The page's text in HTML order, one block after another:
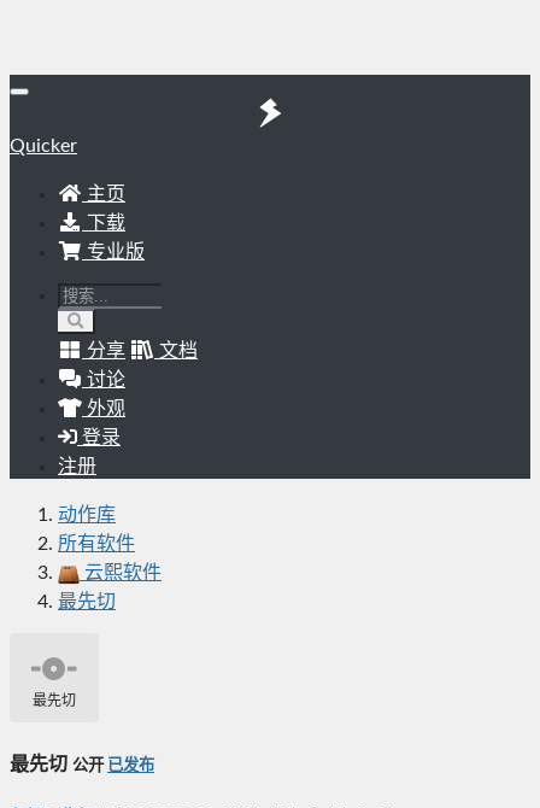
Quicker
主页
下载
专业版
分享
文档
讨论
外观
登录
注册
动作库
所有软件
云熙软件
最先切
最先切
最先切 公开 已发布